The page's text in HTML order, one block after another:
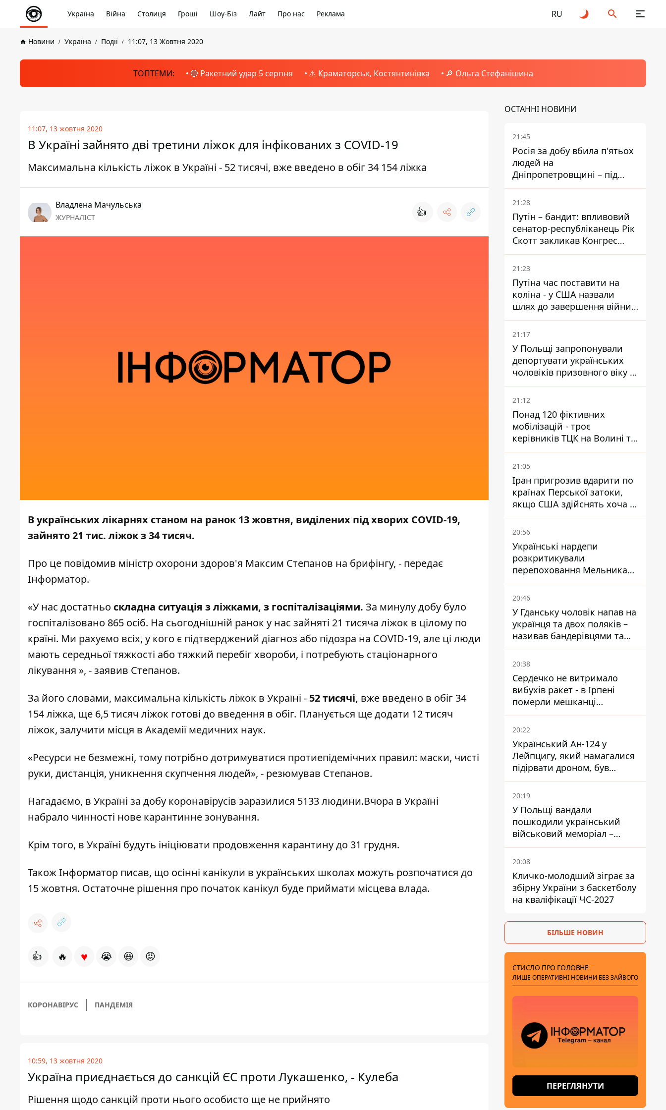
Україна Війна Столиця Гроші Шоу-Біз Лайт Про нас Реклама RU
Новини Україна Події 11:07, 13 Жовтня 2020
ТОПТЕМИ: 🔴 Ракетний удар 5 серпня ⚠️ Краматорськ, Костянтинівка 🔎 Ольга Стефанішина
11:07, 13 жовтня 2020
В Україні зайнято дві третини ліжок для інфікованих з COVID-19
Максимальна кількість ліжок в Україні - 52 тисячі, вже введено в обіг 34 154 ліжка
Владлена Мачульська
ЖУРНАЛІСТ 👍
В українських лікарнях станом на ранок 13 жовтня, виділених під хворих COVID-19,
зайнято 21 тис. ліжок з 34 тисяч.
Про це повідомив міністр охорони здоров'я Максим Степанов на брифінгу, - передає
Інформатор.
«У нас достатньо складна ситуація з ліжками, з госпіталізаціями. За минулу добу було
госпіталізовано 865 осіб. На сьогоднішній ранок у нас зайняті 21 тисяча ліжок в цілому по
країні. Ми рахуємо всіх, у кого є підтверджений діагноз або підозра на COVID-19, але ці люди
мають середньої тяжкості або тяжкий перебіг хвороби, і потребують стаціонарного
лікування », - заявив Степанов.
За його словами, максимальна кількість ліжок в Україні - 52 тисячі, вже введено в обіг 34
154 ліжка, ще 6,5 тисяч ліжок готові до введення в обіг. Планується ще додати 12 тисяч
ліжок, залучити місця в Академії медичних наук.
«Ресурси не безмежні, тому потрібно дотримуватися протиепідемічних правил: маски, чисті
руки, дистанція, уникнення скупчення людей», - резюмував Степанов.
Нагадаємо, в Україні за добу коронавірусів заразилися 5133людини.Вчора в Україні
набрало чинності нове карантиннезонування.
Крім того, в Україні будуть ініціювати продовження карантину до 31 грудня.
ТакожІнформатор писав, що осінні канікули в українських школах можуть розпочатися до
15жовтня. Остаточне рішення про початок канікул буде приймати місцева влада.
👍 🔥 ♥ 😭 😆 😡
КОРОНАВІРУС ПАНДЕМІЯ
10:59, 13 жовтня 2020
Україна приєднається до санкцій ЄС проти Лукашенко, - Кулеба
Рішення щодо санкцій проти нього особисто ще не прийнято
ОСТАННІ НОВИНИ
21:45
Росія за добу вбила п'ятьох
людей на
Дніпропетровщині – під
ударами опинилися п'ять
районів області
21:28
Путін – бандит: впливовий
сенатор-республіканець Рік
Скотт закликав Конгрес
притягнути РФ до
відповідальності за війну в
Україні
21:23
Путіна час поставити на
коліна - у США назвали
шлях до завершення війни -
National Security Journal
21:17
У Польщі запропонували
депортувати українських
чоловіків призовного віку -
кого це може торкнутися
21:12
Понад 120 фіктивних
мобілізацій - троє
керівників ТЦК на Волині та
Буковині отримали підозри
за фейкові звіти
21:05
Іран пригрозив вдарити по
країнах Перської затоки,
якщо США здійснять хоча б
одну атаку - Reuters
20:56
Українські нардепи
розкритикували
перепоховання Мельника
через ризик дипломатичної
ізоляції
20:46
У Гданську чоловік напав на
українця та двох поляків –
називав бандерівцями та
поводився агресивно
20:38
Сердечко не витримало
вибухів ракет - в Ірпені
померли мешканці
притулку для собак з
інвалідністю
20:22
Український Ан-124 у
Лейпцигу, який намагалися
підірвати дроном, був
завантажений
боєприпасами
20:19
У Польщі вандали
пошкодили український
військовий меморіал –
посольство відреагувало
20:08
Кличко-молодший зіграє за
збірну України з баскетболу
на кваліфікації ЧС-2027
БІЛЬШЕ НОВИН
СТИСЛО ПРО ГОЛОВНЕ
ЛИШЕ ОПЕРАТИВНІ НОВИНИ БЕЗ ЗАЙВОГО
ПЕРЕГЛЯНУТИ